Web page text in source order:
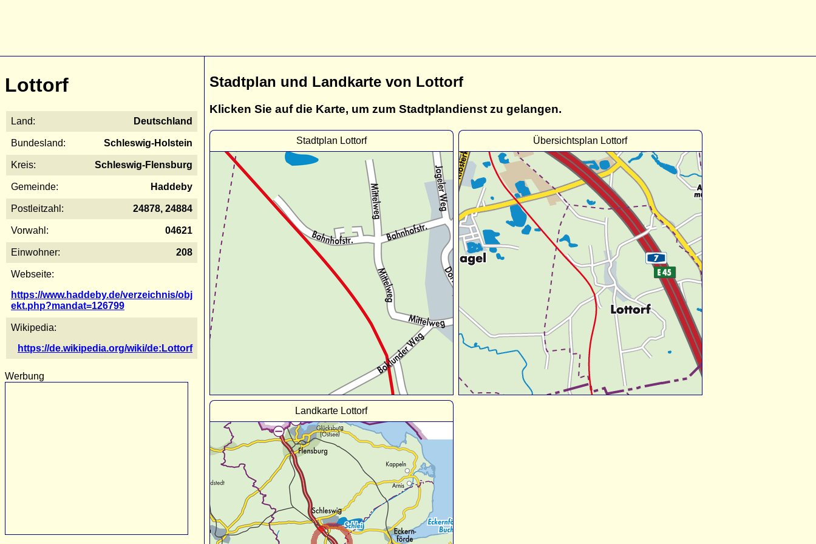
Lottorf
Land: Deutschland
Bundesland: Schleswig-Holstein
Kreis: Schleswig-Flensburg
Gemeinde: Haddeby
Postleitzahl: 24878, 24884
Vorwahl: 04621
Einwohner: 208
Webseite:
https://www.haddeby.de/verzeichnis/obj
ekt.php?mandat=126799
Wikipedia:
https://de.wikipedia.org/wiki/de:Lottorf
Werbung
Stadtplan und Landkarte von Lottorf
Klicken Sie auf die Karte, um zum Stadtplandienst zu gelangen.
Stadtplan Lottorf Übersichtsplan Lottorf
Landkarte Lottorf